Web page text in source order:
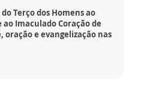
Terço dos Homens ao
ao Imaculado Coração de
oração e evangelização nas